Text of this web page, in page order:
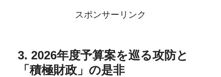
スポンサーリンク
3. 2026年度予算案を巡る攻防と
「積極財政」の是非